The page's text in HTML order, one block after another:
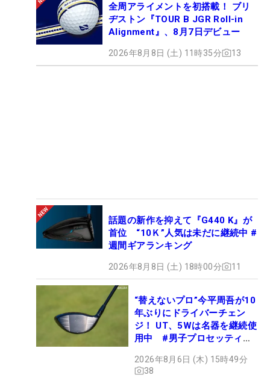
全周アライメントを初搭載！ ブリ
ヂストン『TOUR B JGR Roll-in
Alignment』、8月7日デビュー
2026年8月8日 (土) 11時35分 13
話題の新作を抑えて『G440 K』が
首位 “10Ｋ”人気は未だに継続中 #
週間ギアランキング
2026年8月8日 (土) 18時00分 11
“替えないプロ”今平周吾が10
年ぶりにドライバーチェン
ジ！ UT、5Wは名器を継続使
用中 #男子プロセッティン
2026年8月6日 (木) 15時49分
38